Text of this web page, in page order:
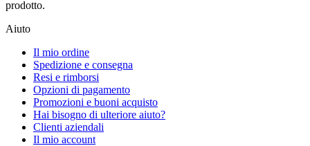
prodotto.
Aiuto
Il mio ordine
Spedizione e consegna
Resi e rimborsi
Opzioni di pagamento
Promozioni e buoni acquisto
Hai bisogno di ulteriore aiuto?
Clienti aziendali
Il mio account